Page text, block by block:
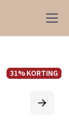
31% KORTING